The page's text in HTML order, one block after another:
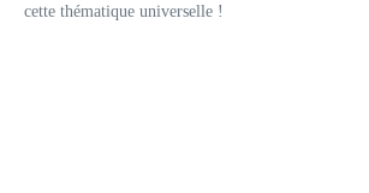
cette thématique universelle !